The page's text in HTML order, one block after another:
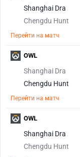
Shanghai Dra
Chengdu Hunt
Перейти на матч
Shanghai Dra
Chengdu Hunt
Перейти на матч
OWL
Shanghai Dra
Chengdu Hunt
OWL